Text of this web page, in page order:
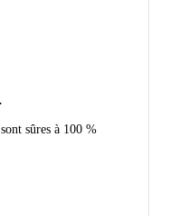
sûres à 100 %